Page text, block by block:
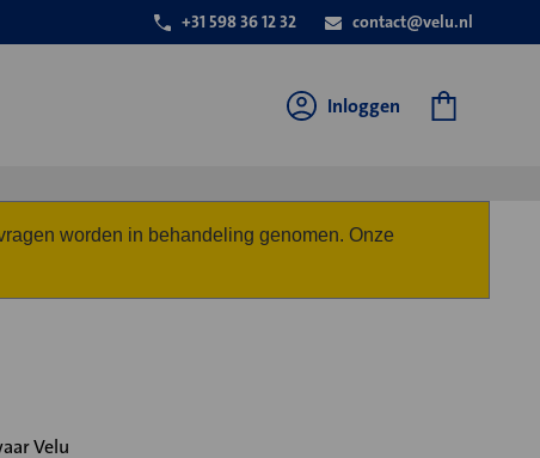
+31 598 36 12 32 contact@velu.nl
Inloggen
worden in behandeling genomen. Onze
Velu